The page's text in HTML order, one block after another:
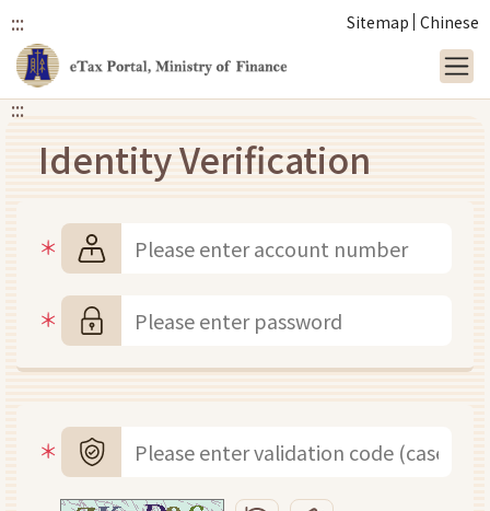
Link to main content
::: Sitemap Chinese
:::
Identity Verification
Account number
Password
Validation Code